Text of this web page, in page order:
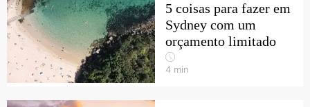
5 coisas para fazer em
Sydney com um
orçamento limitado
4 min